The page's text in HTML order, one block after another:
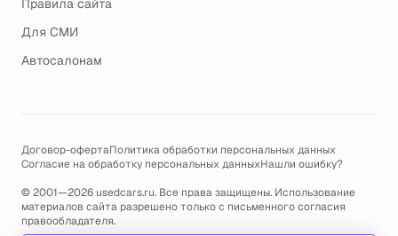
Правила сайта
Для СМИ
Автосалонам
Договор-офертаПолитика обработки персональных данных
Согласие на обработку персональных данныхНашли ошибку?
© 2001—2026 usedcars.ru. Все права защищены. Использование
материалов сайта разрешено только с письменного согласия
правообладателя.